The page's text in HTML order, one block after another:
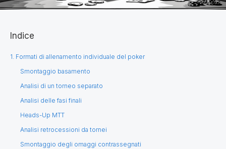
Indice
1. Formati di allenamento individuale del poker
Smontaggio basamento
Analisi di un torneo separato
Analisi delle fasi finali
Heads-Up MTT
Analisi retrocessioni da tornei
Smontaggio degli omaggi contrassegnati